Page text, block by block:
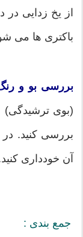
از یخ زدایی در
باکتری ها می
بررسی بو و
(بوی ترشیدگی)
بررسی کنید.
آن خودداری
جمع بندی :